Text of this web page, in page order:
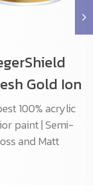
Gold Ion
100% acrylic
paint | Semi-
and Matt